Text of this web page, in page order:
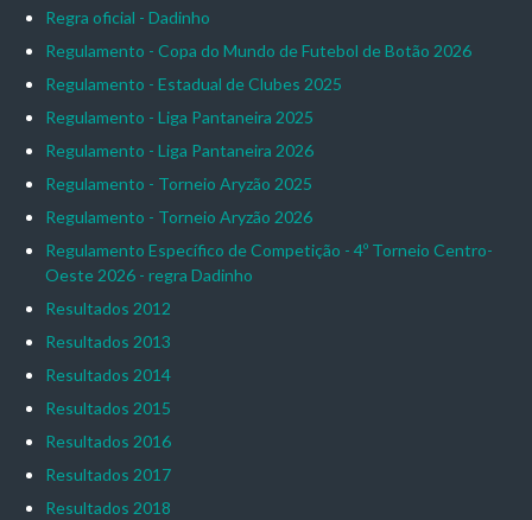
Regra oficial - Dadinho
Regulamento - Copa do Mundo de Futebol de Botão 2026
Regulamento - Estadual de Clubes 2025
Regulamento - Liga Pantaneira 2025
Regulamento - Liga Pantaneira 2026
Regulamento - Torneio Aryzão 2025
Regulamento - Torneio Aryzão 2026
Regulamento Específico de Competição - 4º Torneio Centro-
Oeste 2026 - regra Dadinho
Resultados 2012
Resultados 2013
Resultados 2014
Resultados 2015
Resultados 2016
Resultados 2017
Resultados 2018